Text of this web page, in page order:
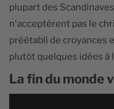
plupart des
n'acceptèrent pas le
préétabli de croyances
plutôt quelques idées à
La fin du monde